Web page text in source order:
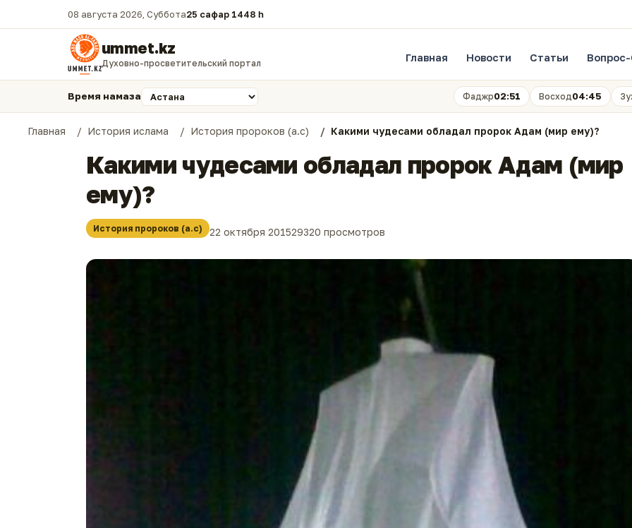
08 августа 2026, Суббота25 сафар 1448 һ.
ummet.kz
Духовно-просветительский портал Главная Новости Статьи
Время намаза Фаджр02:51 Восход04:45
Главная История ислама История пророков (а.с) Какими чудесами обладал пророк Адам (мир ему)?
Какими чудесами обладал пророк Адам (мир
ему)?
История пророков (а.с) 22 октября 201529320 просмотров